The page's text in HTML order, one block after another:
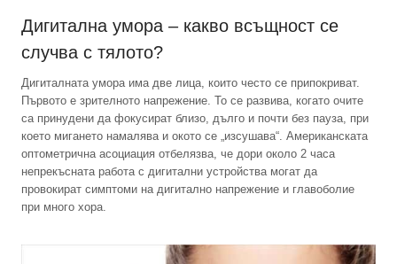
Дигитална умора – какво всъщност се
случва с тялото?
Дигиталната умора има две лица, които често се припокриват.
Първото е зрителното напрежение. То се развива, когато очите
са принудени да фокусират близо, дълго и почти без пауза, при
което мигането намалява и окото се „изсушава“. Американската
оптометрична асоциация отбелязва, че дори около 2 часа
непрекъсната работа с дигитални устройства могат да
провокират симптоми на дигитално напрежение и главоболие
при много хора.